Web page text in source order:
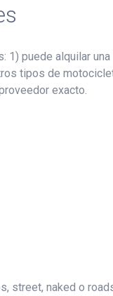
1) puede alquilar
tipos de
exacto.
street, naked o